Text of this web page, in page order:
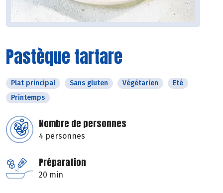
Pastèque tartare
Plat principal Sans gluten Végétarien
Eté
Printemps
Nombre de personnes
4 personnes
Préparation
20 min